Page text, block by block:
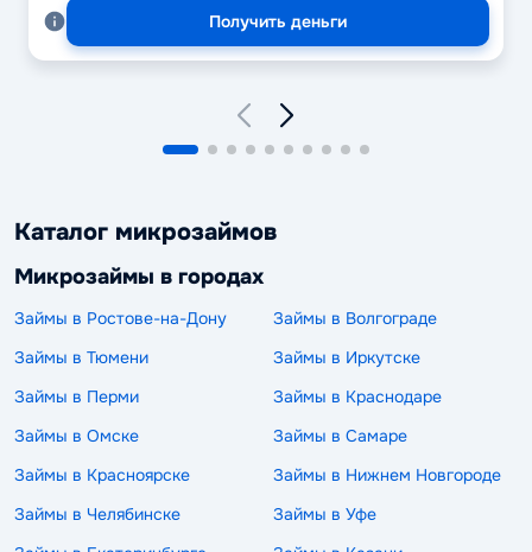
Получить деньги
Каталог микрозаймов
Микрозаймы в городах
Займы в Ростове-на-Дону
Займы в Волгограде
Займы в Тюмени
Займы в Иркутске
Займы в Перми
Займы в Краснодаре
Займы в Омске
Займы в Самаре
Займы в Красноярске
Займы в Нижнем Новгороде
Займы в Челябинске
Займы в Уфе